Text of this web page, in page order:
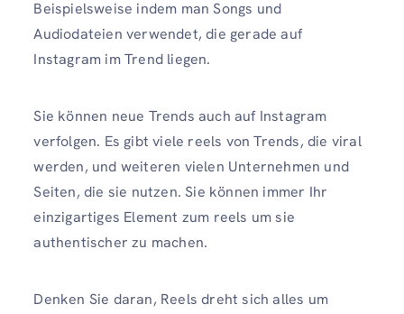
Beispielsweise indem man Songs und
Audiodateien verwendet, die gerade auf
Instagram im Trend liegen.
Sie können neue Trends auch auf Instagram
verfolgen. Es gibt viele reels von Trends, die viral
werden, und weiteren vielen Unternehmen und
Seiten, die sie nutzen. Sie können immer Ihr
einzigartiges Element zum reels um sie
authentischer zu machen.
Denken Sie daran, Reels dreht sich alles um